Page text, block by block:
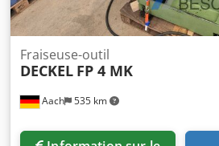
Aach 535 km
Fraiseuse-outil
DECKEL FP 4 MK